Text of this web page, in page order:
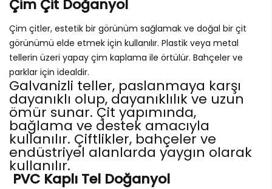
Çim Çit Doğanyol
Çim çitler, estetik bir görünüm sağlamak ve doğal bir çit
görünümü elde etmek için kullanılır. Plastik veya metal
tellerin üzeri yapay çim kaplama ile örtülür. Bahçeler ve
parklar için idealdir.
Galvanizli teller, paslanmaya karşı
dayanıklı olup, dayanıklılık ve uzun
ömür sunar. Çit yapımında,
bağlama ve destek amacıyla
kullanılır. Çiftlikler, bahçeler ve
endüstriyel alanlarda yaygın olarak
kullanılır.
PVC Kaplı Tel Doğanyol